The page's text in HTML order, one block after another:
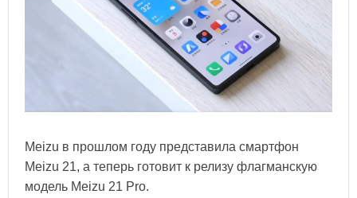
Meizu в прошлом году представила смартфон
Meizu 21, а теперь готовит к релизу флагманскую
модель Meizu 21 Pro.